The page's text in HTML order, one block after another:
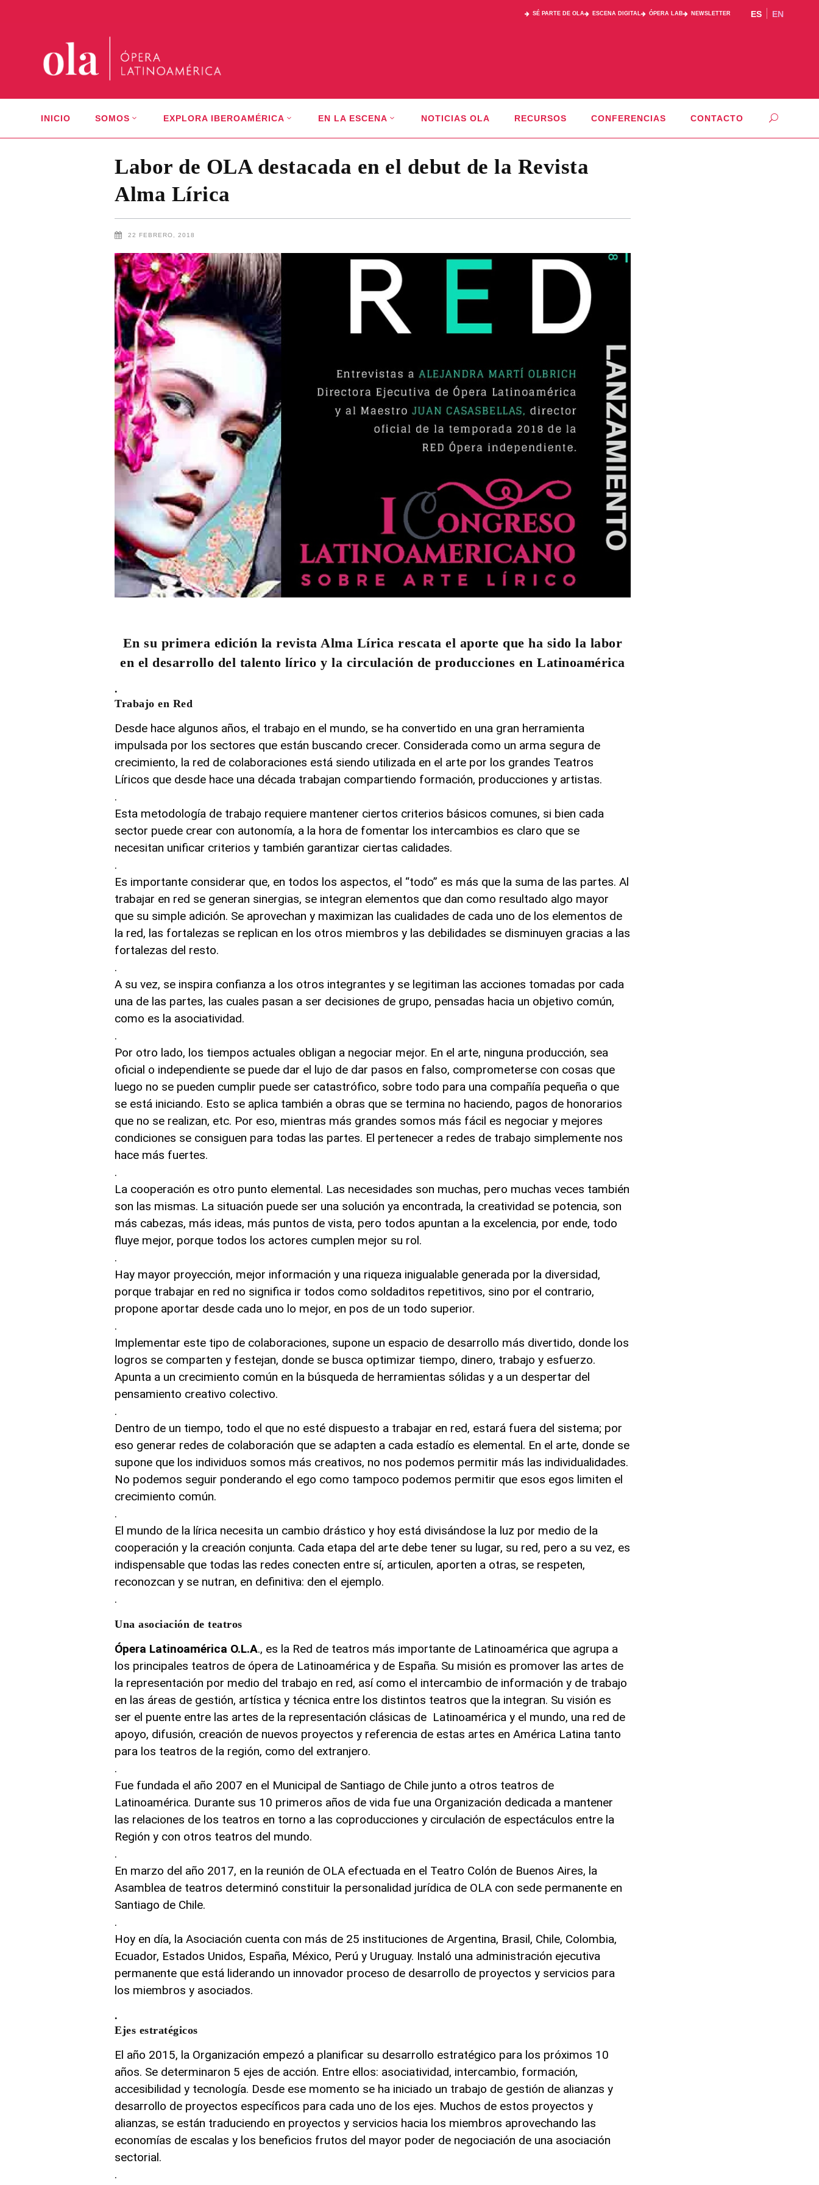
SÉ PARTE DE OLA ESCENA DIGITAL ÓPERA LAB NEWSLETTER ES EN
INICIO SOMOS EXPLORA IBEROAMÉRICA EN LA ESCENA NOTICIAS OLA RECURSOS CONFERENCIAS CONTACTO
Labor de OLA destacada en el debut de la Revista
Alma Lírica
22 FEBRERO, 2018
En su primera edición la revista Alma Lírica rescata el aporte que ha sido la labor
en el desarrollo del talento lírico y la circulación de producciones en Latinoamérica
.
Trabajo en Red
Desde hace algunos años, el trabajo en el mundo, se ha convertido en una gran herramienta
impulsada por los sectores que están buscando crecer. Considerada como un arma segura de
crecimiento, la red de colaboraciones está siendo utilizada en el arte por los grandes Teatros
Líricos que desde hace una década trabajan compartiendo formación, producciones y artistas.
.
Esta metodología de trabajo requiere mantener ciertos criterios básicos comunes, si bien cada
sector puede crear con autonomía, a la hora de fomentar los intercambios es claro que se
necesitan unificar criterios y también garantizar ciertas calidades.
.
Es importante considerar que, en todos los aspectos, el “todo” es más que la suma de las partes. Al
trabajar en red se generan sinergias, se integran elementos que dan como resultado algo mayor
que su simple adición. Se aprovechan y maximizan las cualidades de cada uno de los elementos de
la red, las fortalezas se replican en los otros miembros y las debilidades se disminuyen gracias a las
fortalezas del resto.
.
A su vez, se inspira confianza a los otros integrantes y se legitiman las acciones tomadas por cada
una de las partes, las cuales pasan a ser decisiones de grupo, pensadas hacia un objetivo común,
como es la asociatividad.
.
Por otro lado, los tiempos actuales obligan a negociar mejor. En el arte, ninguna producción, sea
oficial o independiente se puede dar el lujo de dar pasos en falso, comprometerse con cosas que
luego no se pueden cumplir puede ser catastrófico, sobre todo para una compañía pequeña o que
se está iniciando. Esto se aplica también a obras que se termina no haciendo, pagos de honorarios
que no se realizan, etc. Por eso, mientras más grandes somos más fácil es negociar y mejores
condiciones se consiguen para todas las partes. El pertenecer a redes de trabajo simplemente nos
hace más fuertes.
.
La cooperación es otro punto elemental. Las necesidades son muchas, pero muchas veces también
son las mismas. La situación puede ser una solución ya encontrada, la creatividad se potencia, son
más cabezas, más ideas, más puntos de vista, pero todos apuntan a la excelencia, por ende, todo
fluye mejor, porque todos los actores cumplen mejor su rol.
.
Hay mayor proyección, mejor información y una riqueza inigualable generada por la diversidad,
porque trabajar en red no significa ir todos como soldaditos repetitivos, sino por el contrario,
propone aportar desde cada uno lo mejor, en pos de un todo superior.
.
Implementar este tipo de colaboraciones, supone un espacio de desarrollo más divertido, donde los
logros se comparten y festejan, donde se busca optimizar tiempo, dinero, trabajo y esfuerzo.
Apunta a un crecimiento común en la búsqueda de herramientas sólidas y a un despertar del
pensamiento creativo colectivo.
.
Dentro de un tiempo, todo el que no esté dispuesto a trabajar en red, estará fuera del sistema; por
eso generar redes de colaboración que se adapten a cada estadío es elemental. En el arte, donde se
supone que los individuos somos más creativos, no nos podemos permitir más las individualidades.
No podemos seguir ponderando el ego como tampoco podemos permitir que esos egos limiten el
crecimiento común.
.
El mundo de la lírica necesita un cambio drástico y hoy está divisándose la luz por medio de la
cooperación y la creación conjunta. Cada etapa del arte debe tener su lugar, su red, pero a su vez, es
indispensable que todas las redes conecten entre sí, articulen, aporten a otras, se respeten,
reconozcan y se nutran, en definitiva: den el ejemplo.
.
Una asociación de teatros
Ópera Latinoamérica O.L.A., es la Red de teatros más importante de Latinoamérica que agrupa a
los principales teatros de ópera de Latinoamérica y de España. Su misión es promover las artes de
la representación por medio del trabajo en red, así como el intercambio de información y de trabajo
en las áreas de gestión, artística y técnica entre los distintos teatros que la integran. Su visión es
ser el puente entre las artes de la representación clásicas de Latinoamérica y el mundo, una red de
apoyo, difusión, creación de nuevos proyectos y referencia de estas artes en América Latina tanto
para los teatros de la región, como del extranjero.
.
Fue fundada el año 2007 en el Municipal de Santiago de Chile junto a otros teatros de
Latinoamérica. Durante sus 10 primeros años de vida fue una Organización dedicada a mantener
las relaciones de los teatros en torno a las coproducciones y circulación de espectáculos entre la
Región y con otros teatros del mundo.
.
En marzo del año 2017, en la reunión de OLA efectuada en el Teatro Colón de Buenos Aires, la
Asamblea de teatros determinó constituir la personalidad jurídica de OLA con sede permanente en
Santiago de Chile.
.
Hoy en día, la Asociación cuenta con más de 25 instituciones de Argentina, Brasil, Chile, Colombia,
Ecuador, Estados Unidos, España, México, Perú y Uruguay. Instaló una administración ejecutiva
permanente que está liderando un innovador proceso de desarrollo de proyectos y servicios para
los miembros y asociados.
.
Ejes estratégicos
El año 2015, la Organización empezó a planificar su desarrollo estratégico para los próximos 10
años. Se determinaron 5 ejes de acción. Entre ellos: asociatividad, intercambio, formación,
accesibilidad y tecnología. Desde ese momento se ha iniciado un trabajo de gestión de alianzas y
desarrollo de proyectos específicos para cada uno de los ejes. Muchos de estos proyectos y
alianzas, se están traduciendo en proyectos y servicios hacia los miembros aprovechando las
economías de escalas y los beneficios frutos del mayor poder de negociación de una asociación
sectorial.
.